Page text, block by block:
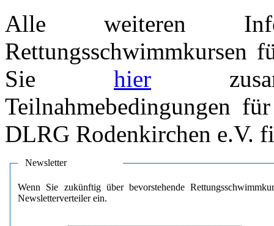
Alle weiteren
Rettungsschwimmkursen
Sie hier
Teilnahmebedingungen
DLRG Rodenkirchen e.V.
Newsletter
Wenn Sie zukünftig über bevorstehende
Newsletterverteiler ein.